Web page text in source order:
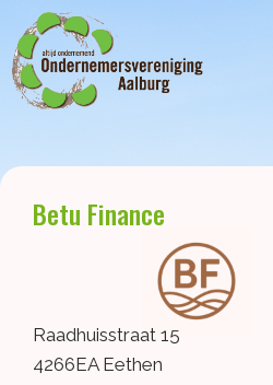
naar
de
inhoud
Betu Finance
Raadhuisstraat 15
4266EA Eethen